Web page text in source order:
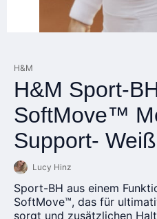
H&M
H&M Sport-
SoftMove™
Support- Weiß
Lucy Hinz
Sport-BH aus einem
SoftMove™, das für
sorgt und zusätzlichen